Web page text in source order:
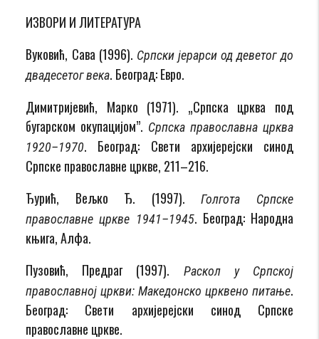
ИЗВОРИ И ЛИТЕРАТУРА
Вуковић, Сава (1996). Српски јерарси од деветог до
двадесетог века. Београд: Евро.
Димитријевић, Марко (1971). „Српска црква под
бугарском окупацијом”. Српска православна црква
1920–1970. Београд: Свети архијерејски синод
Српске православне цркве, 211–216.
Ђурић, Вељко Ђ. (1997).Голгота Српске
православне цркве 1941–1945. Београд: Народна
књига, Алфа.
Пузовић, Предраг (1997).
Раскол у Српској
православној цркви: Македонско црквено питање.
Београд: Свети архијерејски синод Српске
православне цркве.